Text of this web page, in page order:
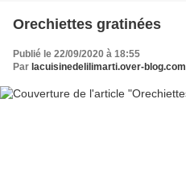
Orechiettes gratinées
Publié le 22/09/2020 à 18:55
Par lacuisinedelilimarti.over-blog.com